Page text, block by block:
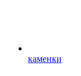
каменки